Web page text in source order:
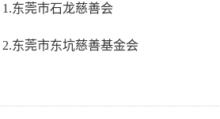
1.东莞市石龙慈善会
2.东莞市东坑慈善基金会